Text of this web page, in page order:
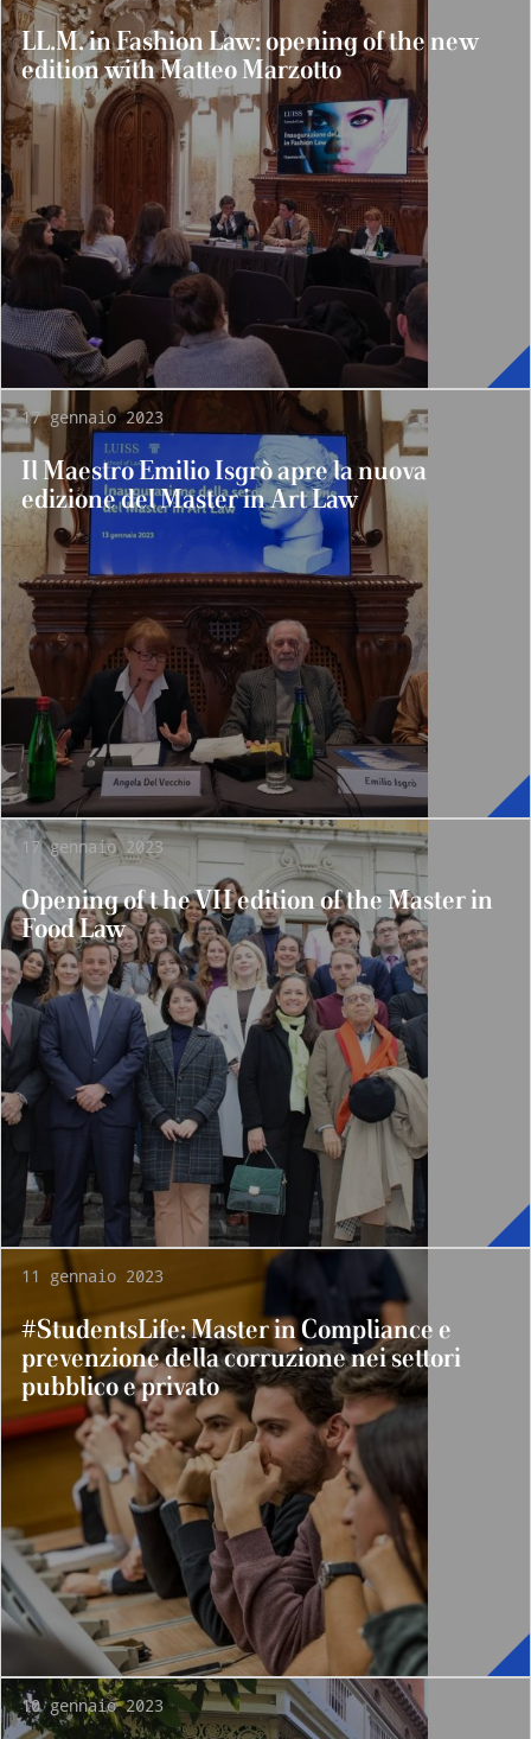
LL.M. in Fashion Law: opening of the new
edition with Matteo Marzotto
17 gennaio 2023
Il Maestro Emilio Isgrò apre la nuova
edizione del Master in Art Law
17 gennaio 2023
Opening of t he VII edition of the Master in
Food Law
11 gennaio 2023
#StudentsLife: Master in Compliance e
prevenzione della corruzione nei settori
pubblico e privato
10 gennaio 2023